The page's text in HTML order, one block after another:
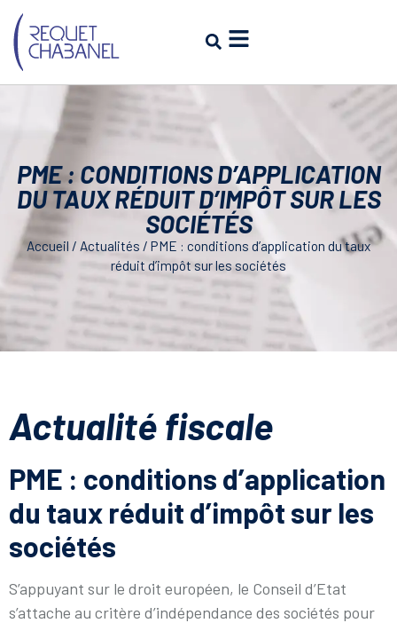
PME : CONDITIONS D’APPLICATION
DU TAUX RÉDUIT D’IMPÔT SUR LES
SOCIÉTÉS
Accueil / Actualités / PME : conditions d’application du taux
réduit d’impôt sur les sociétés
Actualité fiscale
PME : conditions d’application
du taux réduit d’impôt sur les
sociétés
S’appuyant sur le droit européen, le Conseil d’Etat
s’attache au critère d’indépendance des sociétés pour